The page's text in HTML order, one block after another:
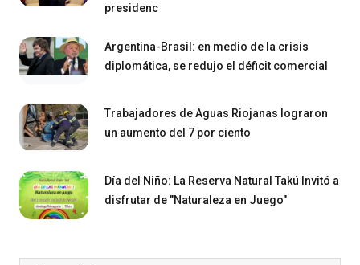
presidenc
Argentina-Brasil: en medio de la crisis
diplomática, se redujo el déficit comercial
Trabajadores de Aguas Riojanas lograron
un aumento del 7 por ciento
Día del Niño: La Reserva Natural Takú Invitó a
disfrutar de "Naturaleza en Juego"